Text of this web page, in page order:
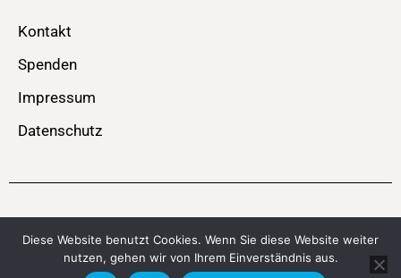
Kontakt
Spenden
Impressum
Datenschutz
Diese Website benutzt Cookies. Wenn Sie diese Website weiter
nutzen, gehen wir von Ihrem Einverständnis aus.